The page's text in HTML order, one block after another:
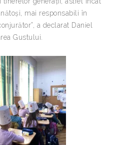
mai responsabili în
a declarat Daniel
Gustului.